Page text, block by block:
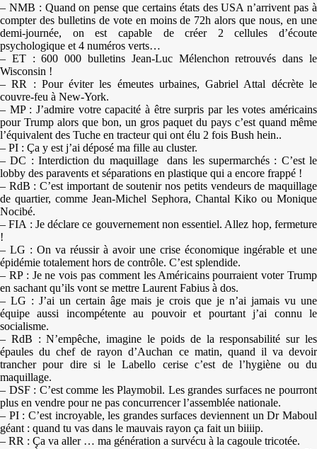
– NMB : Quand on pense que certains états des USA n’arrivent pas à
compter des bulletins de vote en moins de 72h alors que nous, en une
demi-journée, on est capable de créer 2 cellules d’écoute
psychologique et 4 numéros verts…
– ET : 600 000 bulletins Jean-Luc Mélenchon retrouvés dans le
Wisconsin !
– RR : Pour éviter les émeutes urbaines, Gabriel Attal décrète le
couvre-feu à New-York.
– MP : J’admire votre capacité à être surpris par les votes américains
pour Trump alors que bon, un gros paquet du pays c’est quand même
l’équivalent des Tuche en tracteur qui ont élu 2 fois Bush hein..
– PI : Ça y est j’ai déposé ma fille au cluster.
– DC : Interdiction du maquillage dans les supermarchés : C’est le
lobby des paravents et séparations en plastique qui a encore frappé !
– RdB : C’est important de soutenir nos petits vendeurs de maquillage
de quartier, comme Jean-Michel Sephora, Chantal Kiko ou Monique
Nocibé.
– FIA : Je déclare ce gouvernement non essentiel. Allez hop, fermeture
!
– LG : On va réussir à avoir une crise économique ingérable et une
épidémie totalement hors de contrôle. C’est splendide.
– RP : Je ne vois pas comment les Américains pourraient voter Trump
en sachant qu’ils vont se mettre Laurent Fabius à dos.
– LG : J’ai un certain âge mais je crois que je n’ai jamais vu une
équipe aussi incompétente au pouvoir et pourtant j’ai connu le
socialisme.
– RdB : N’empêche, imagine le poids de la responsabilité sur les
épaules du chef de rayon d’Auchan ce matin, quand il va devoir
trancher pour dire si le Labello cerise c’est de l’hygiène ou du
maquillage.
– DSF : C’est comme les Playmobil. Les grandes surfaces ne pourront
plus en vendre pour ne pas concurrencer l’assemblée nationale.
– PI : C’est incroyable, les grandes surfaces deviennent un Dr Maboul
géant : quand tu vas dans le mauvais rayon ça fait un biiiip.
– RR : Ça va aller … ma génération a survécu à la cagoule tricotée.